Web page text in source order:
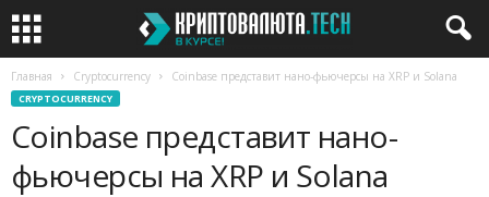
Главная Cryptocurrency Coinbase представит нано-фьючерсы на XRP и Solana
CRYPTOCURRENCY
Coinbase представит нано-
фьючерсы на XRP и Solana